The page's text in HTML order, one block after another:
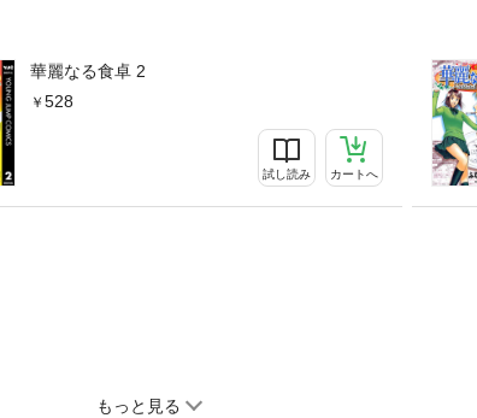
華麗なる食卓 2
528
試し読み カートへ
もっと見る